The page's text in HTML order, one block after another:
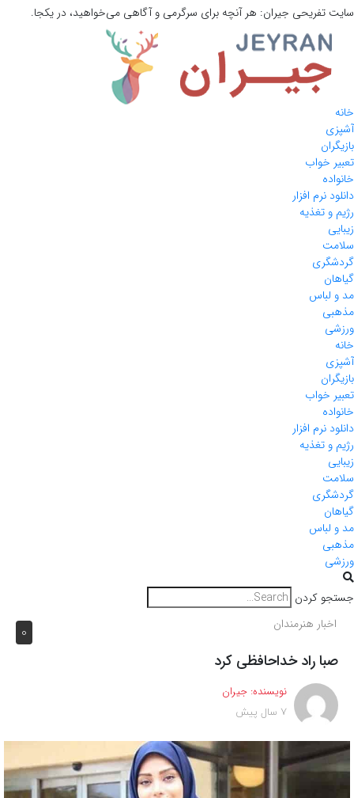
سایت تفریحی جیران: هر آنچه برای سرگرمی و آگاهی می‌خواهید، در یکجا.
خانه
آشپزی
بازیگران
تعبیر خواب
خانواده
دانلود نرم افزار
رژیم و تغذیه
زیبایی
سلامت
گردشگری
گیاهان
مد و لباس
مذهبی
ورزشی
خانه
آشپزی
بازیگران
تعبیر خواب
خانواده
دانلود نرم افزار
رژیم و تغذیه
زیبایی
سلامت
گردشگری
گیاهان
مد و لباس
مذهبی
ورزشی
جستجو کردن
0 اخبار هنرمندان
صبا راد خداحافظی کرد
نویسنده: جیران
7 سال پیش